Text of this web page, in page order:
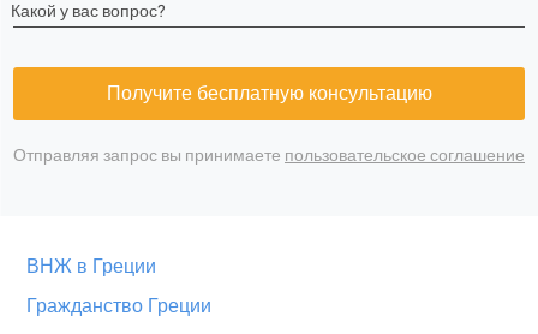
Какой у вас вопрос?
Получите бесплатную консультацию
Отправляя запрос вы принимаете пользовательское соглашение
ВНЖ в Греции
Гражданство Греции